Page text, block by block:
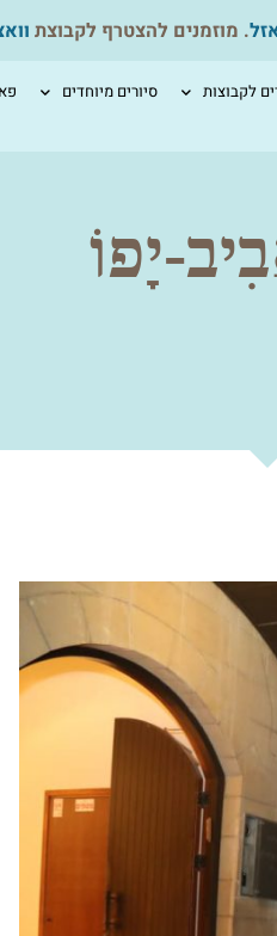
. מוזמנים להצטרף לקבוצת
לקבוצות סיורים מיוחדים
יָפוֹ